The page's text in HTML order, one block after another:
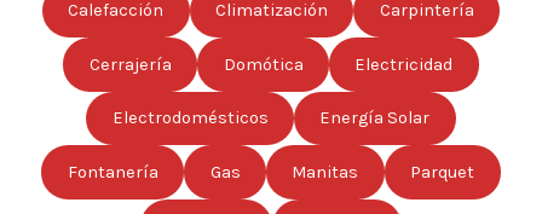
Calefacción Climatización Carpintería
Cerrajería Domótica Electricidad
Electrodomésticos Energía Solar
Fontanería Gas Manitas Parquet